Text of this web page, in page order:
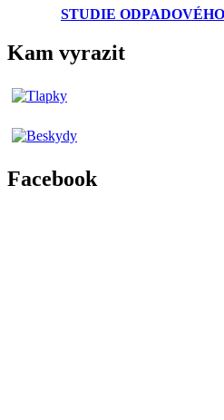
STUDIE
Kam vyrazit
Facebook